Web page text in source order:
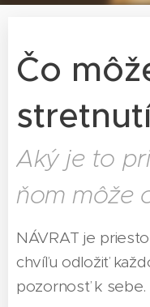
Čo
Aký je to
ňom môže
NÁVRAT je
chvíľu odložiť
pozornosť k sebe.